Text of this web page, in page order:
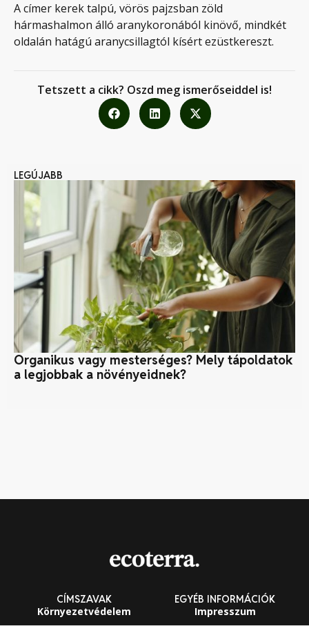
A címer kerek talpú, vörös pajzsban zöld
hármashalmon álló aranykoronából kinövő, mindkét
oldalán hatágú aranycsillagtól kísért ezüstkereszt.
Tetszett a cikk? Oszd meg ismerőseiddel is!
LEGÚJABB
Organikus vagy mesterséges? Mely tápoldatok
a legjobbak a növényeidnek?
CÍMSZAVAK
Környezetvédelem
EGYÉB INFORMÁCIÓK
Impresszum